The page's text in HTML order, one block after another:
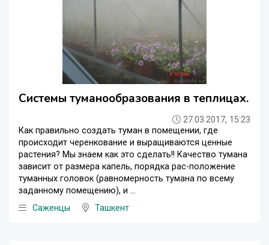
Системы туманообразования в теплицах.
27.03.2017, 15:23
Как правильно создать туман в помещении, где
происходит черенкование и выращиваются ценные
растения? Мы знаем как это сделать!! Качество тумана
зависит от размера капель, порядка рас-положение
туманных головок (равномерность тумана по всему
заданному помещению), и ...
Саженцы
Ташкент